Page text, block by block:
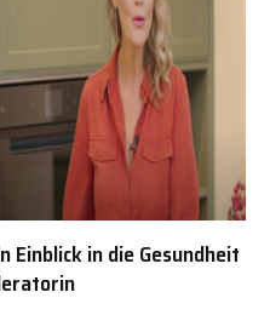
Einblick in die Gesundheit